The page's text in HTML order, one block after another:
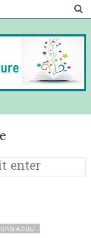
ADULT